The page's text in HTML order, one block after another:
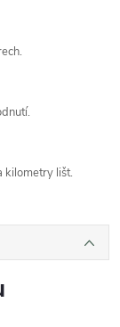
kilometry lišt.